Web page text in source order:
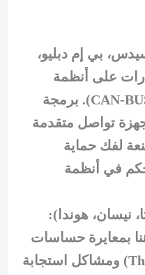
بي إم دبليو،
على أنظمة
معقدة جداً (مثل نظام CAN-BUS). برمجة
تواصل متقدمة
لفك حماية
في أنظمة
نيسان، هوندا):
بمعايرة حساسات
“الثروتل” (Throttle Body) ومشاكل استجابة